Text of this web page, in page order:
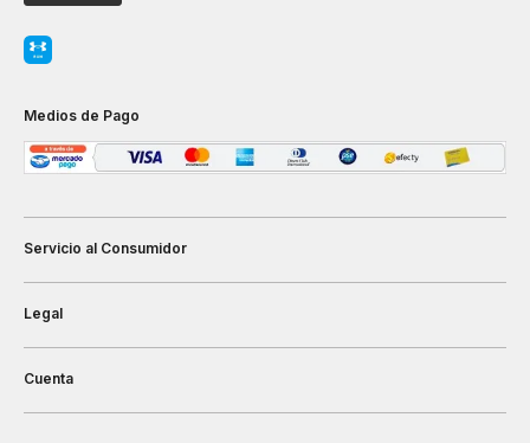
Medios de Pago
Servicio al Consumidor
Legal
Cuenta